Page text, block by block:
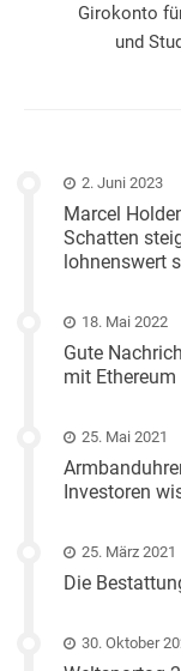
Girokonto
und
2. Juni 2023
Marcel
Schatten
lohnenswert
18. Mai 2022
Gute
mit
25. Mai 2021
Investoren
25. März 2021
Die
30. Oktober